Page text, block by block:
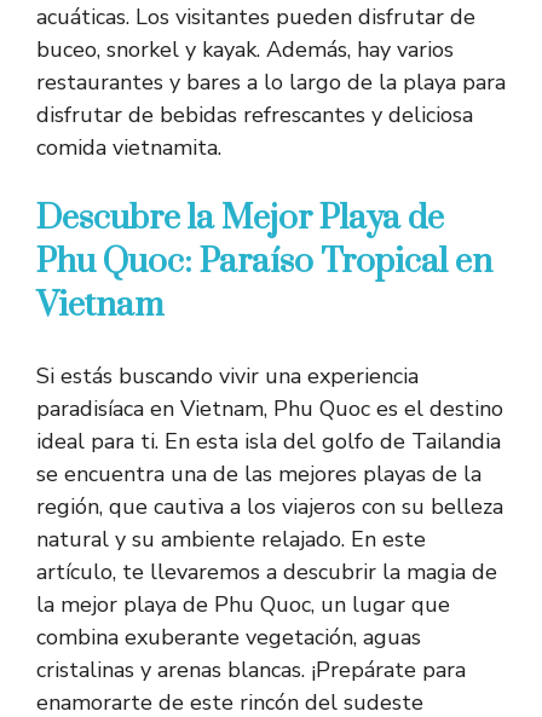
acuáticas. Los visitantes pueden disfrutar de
buceo, snorkel y kayak. Además, hay varios
restaurantes y bares a lo largo de la playa para
disfrutar de bebidas refrescantes y deliciosa
comida vietnamita.
Descubre la Mejor Playa de
Phu Quoc: Paraíso Tropical en
Vietnam
Si estás buscando vivir una experiencia
paradisíaca en Vietnam, Phu Quoc es el destino
ideal para ti. En esta isla del golfo de Tailandia
se encuentra una de las mejores playas de la
región, que cautiva a los viajeros con su belleza
natural y su ambiente relajado. En este
artículo, te llevaremos a descubrir la magia de
la mejor playa de Phu Quoc, un lugar que
combina exuberante vegetación, aguas
cristalinas y arenas blancas. ¡Prepárate para
enamorarte de este rincón del sudeste